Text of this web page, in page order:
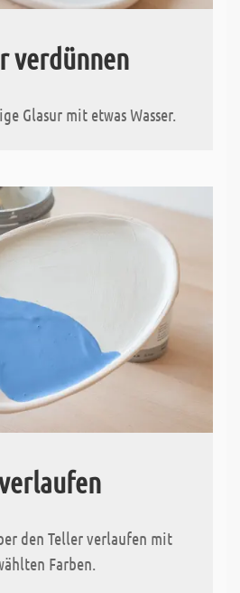
verdünnen
Glasur mit etwas Wasser.
den Teller verlaufen mit
Farben.